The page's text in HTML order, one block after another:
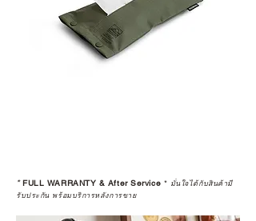
*FULL WARRANTY & After Service * มั่นใจได้กับสินค้ามี
รับประกัน พร้อมบริการหลังการขาย